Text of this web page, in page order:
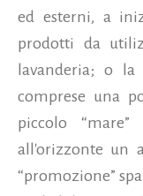
ed esterni, a
prodotti da
lavanderia; o
comprese una
piccolo
all'orizzonte un
“promozione”